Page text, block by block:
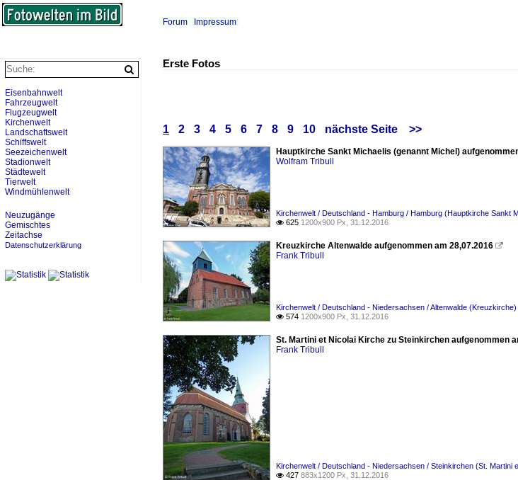
Forum Impressum
Erste Fotos
1 2 3 4 5 6 7 8 9 10 nächste Seite >>
Hauptkirche Sankt Michaelis (genannt Michel)
Wolfram Tribull
Kirchenwelt / Deutschland - Hamburg / Hamburg (Hauptkirche Sankt
 625 1200x900 Px, 31.12.2016
Kreuzkirche Altenwalde aufgenommen am 28,07.2016 
Frank Tribull
Kirchenwelt / Deutschland - Niedersachsen / Altenwalde (Kreuzkirche)
 574 1200x900 Px, 31.12.2016
St. Martini et Nicolai Kirche zu Steinkirchen aufgenommen
Frank Tribull
Kirchenwelt / Deutschland - Niedersachsen / Steinkirchen (St. Martini
 427 883x1200 Px, 31.12.2016
Eisenbahnwelt
Fahrzeugwelt
Flugzeugwelt
Kirchenwelt
Landschaftswelt
Schiffswelt
Seezeichenwelt
Stadionwelt
Städtewelt
Tierwelt
Windmühlenwelt
Neuzugänge
Gemischtes
Zeitachse
Datenschutzerklärung